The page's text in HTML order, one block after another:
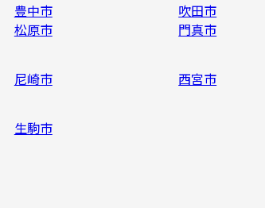
豊中市
吹田市
松原市 門真市
尼崎市 西宮市
生駒市